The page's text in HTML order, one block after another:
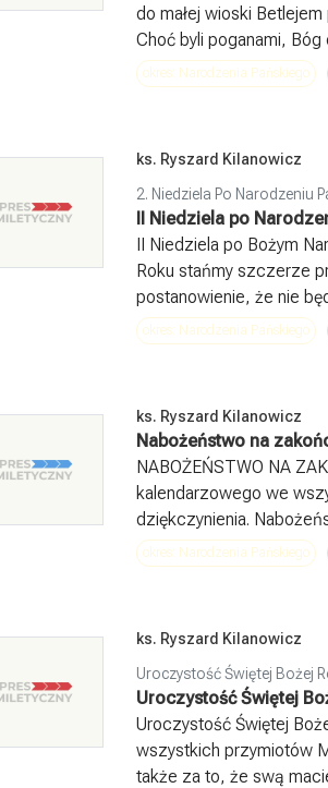
do małej wioski
Choć byli poganami, Bóg
okres: Narodzenia Pańskiego
ks. Ryszard Kilanowicz
2. Niedziela Po Narodzeniu
II Niedziela po
II Niedziela po Bożym
Roku stańmy szczerze
postanowienie, że nie
okres: Narodzenia Pańskiego
ks. Ryszard Kilanowicz
Nabożeństwo na
NABOŻEŃSTWO NA
kalendarzowego we
dziękczynienia.
okres: Narodzenia Pańskiego
ks. Ryszard Kilanowicz
Uroczystość Świętej Bożej
Uroczystość Świętej
Uroczystość Świętej
wszystkich przymiotów
także za to, że swą